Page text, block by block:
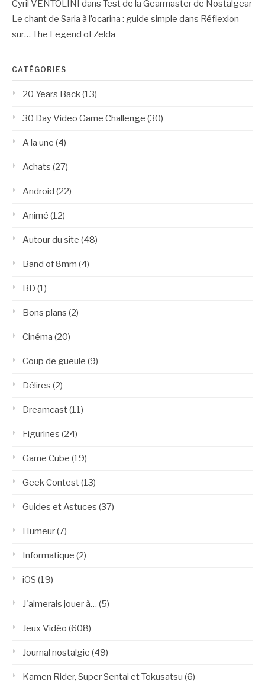
Cyril VENTOLINI dans Test de la Gearmaster de Nostalgear
Le chant de Saria à l’ocarina : guide simple dans Réflexion
sur… The Legend of Zelda
CATÉGORIES
20 Years Back(13)
30 Day Video Game Challenge (30)
A la une (4)
Achats (27)
Android (22)
Animé (12)
Autour du site (48)
Band of 8mm (4)
BD (1)
Bons plans (2)
Cinéma (20)
Coup de gueule (9)
Délires (2)
Dreamcast(11)
Figurines (24)
Game Cube (19)
Geek Contest(13)
Guides et Astuces (37)
Humeur(7)
Informatique (2)
iOS (19)
J'aimerais jouer à… (5)
Jeux Vidéo (608)
Journal nostalgie (49)
Kamen Rider, Super Sentai et Tokusatsu (6)